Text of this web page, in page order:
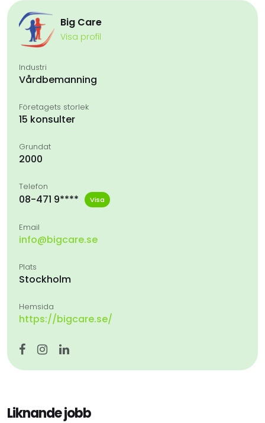
Big Care
Visa profil
Industri
Vårdbemanning
Företagets storlek
15 konsulter
Grundat
2000
Telefon
08-471 9**** Visa
Email
info@bigcare.se
Plats
Stockholm
Hemsida
https://bigcare.se/
Liknande jobb